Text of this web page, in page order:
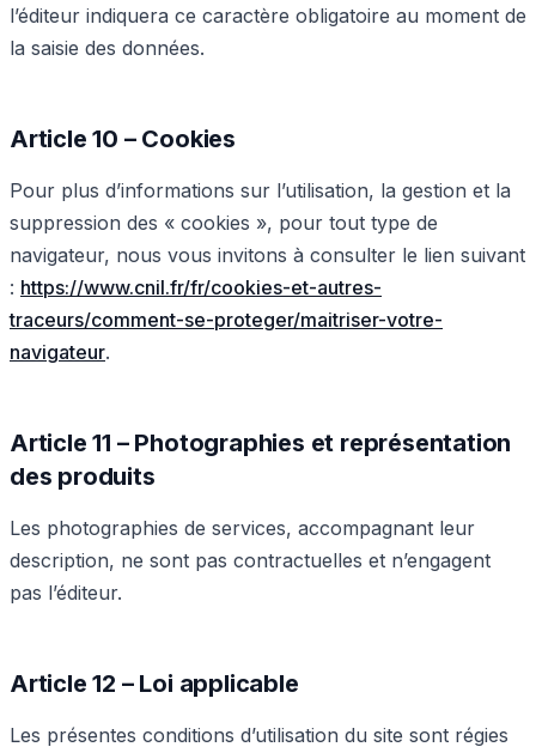
l’éditeur indiquera ce caractère obligatoire au moment de
la saisie des données.
Article 10 – Cookies
Pour plus d’informations sur l’utilisation, la gestion et la
suppression des « cookies », pour tout type de
navigateur, nous vous invitons à consulter le lien suivant
: https://www.cnil.fr/fr/cookies-et-autres-
traceurs/comment-se-proteger/maitriser-votre-
navigateur.
Article 11 – Photographies et représentation
des produits
Les photographies de services, accompagnant leur
description, ne sont pas contractuelles et n’engagent
pas l’éditeur.
Article 12 – Loi applicable
Les présentes conditions d’utilisation du site sont régies